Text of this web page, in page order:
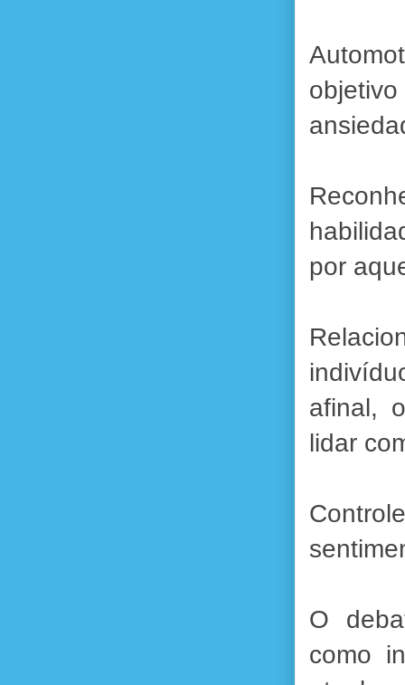
por
afinal,
lidar
O
como